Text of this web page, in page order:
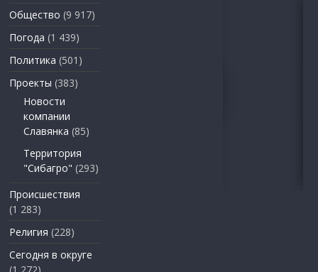
Общество (9 917)
Погода (1 439)
Политика (501)
Проекты (383)
Новости
компании
Славянка (85)
Территория
"Сибагро" (293)
Происшествия
(1 283)
Религия (228)
Сегодня в округе